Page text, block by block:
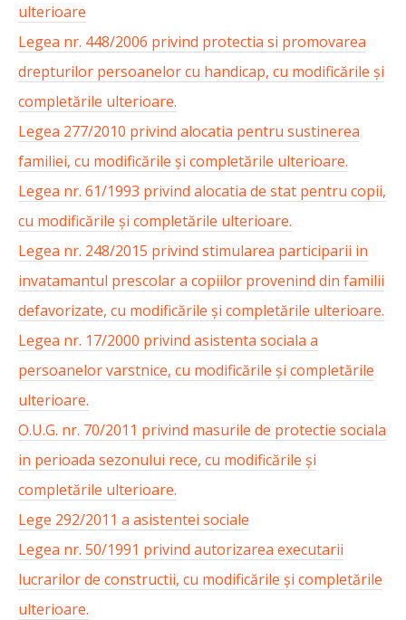
ulterioare
Legea nr. 448/2006 privind protectia si promovarea
drepturilor persoanelor cu handicap, cu modificările și
completările ulterioare.
Legea 277/2010 privind alocatia pentru sustinerea
familiei, cu modificările și completările ulterioare.
Legea nr. 61/1993 privind alocatia de stat pentru copii,
cu modificările și completările ulterioare.
Legea nr. 248/2015 privind stimularea participarii in
invatamantul prescolar a copiilor provenind din familii
defavorizate, cu modificările și completările ulterioare.
Legea nr. 17/2000 privind asistenta sociala a
persoanelor varstnice, cu modificările și completările
ulterioare.
O.U.G. nr. 70/2011 privind masurile de protectie sociala
in perioada sezonului rece, cu modificările și
completările ulterioare.
Lege 292/2011 a asistentei sociale
Legea nr. 50/1991 privind autorizarea executarii
lucrarilor de constructii, cu modificările și completările
ulterioare.